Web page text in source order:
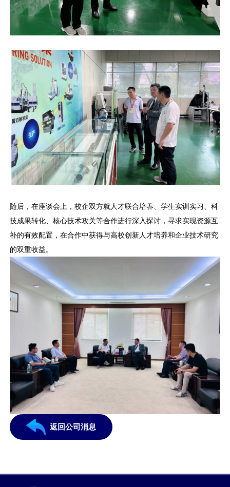
随后，在座谈会上，校企双方就人才联合培养、学生实训实习、科
技成果转化、核心技术攻关等合作进行深入探讨，寻求实现资源互
补的有效配置，在合作中获得与高校创新人才培养和企业技术研究
的双重收益。
返回公司消息